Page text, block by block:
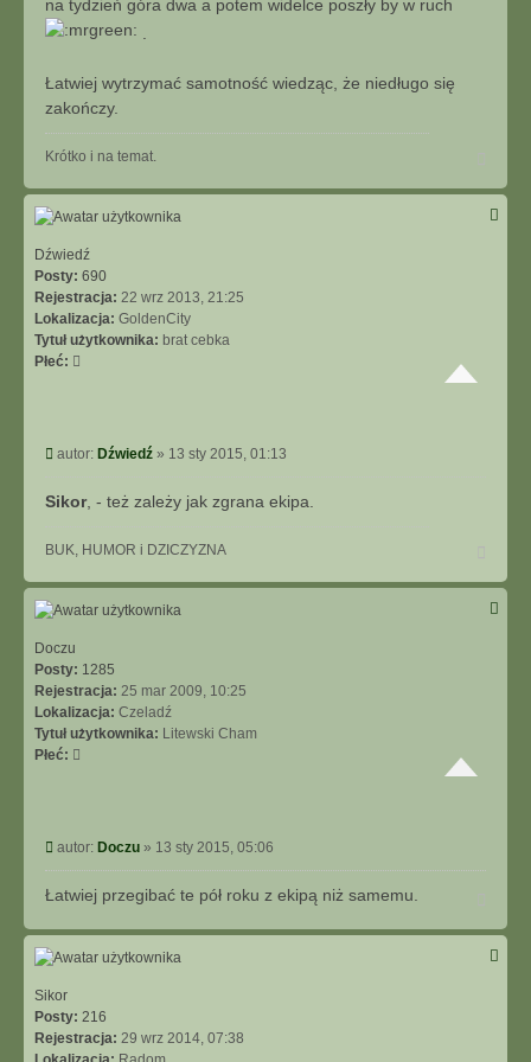
na tydzień góra dwa a potem widelce poszły by w ruch
Łatwiej wytrzymać samotność wiedząc, że niedługo się
zakończy.
Krótko i na temat.
g
ó
Dźwiedź
Posty: 690
Rejestracja: 22 wrz 2013, 21:25
Lokalizacja: GoldenCity
Tytuł użytkownika: brat cebka
Płeć:
P
s
autor: Dźwiedź » 13 sty 2015, 01:13
Sikor, - też zależy jak zgrana ekipa.
BUK, HUMOR i DZICZYZNA
g
ó
Doczu
Posty: 1285
Rejestracja: 25 mar 2009, 10:25
Lokalizacja: Czeladź
Tytuł użytkownika: Litewski Cham
Płeć:
P
o
autor: Doczu » 13 sty 2015, 05:06
Łatwiej przegibać te pół roku z ekipą niż samemu.
g
ó
Sikor
Posty: 216
Rejestracja: 29 wrz 2014, 07:38